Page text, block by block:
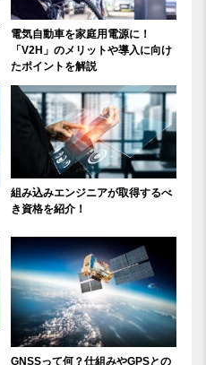
電気自動車を家庭用電源に！
「V2H」のメリットや導入に向け
たポイントを解説
組み込みエンジニアが取得するべ
き資格を紹介！
GNSSって何？仕組みやGPSとの